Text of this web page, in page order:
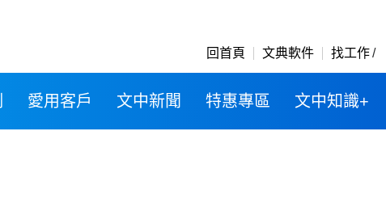
回首頁 文典軟件 找工作
愛用客戶 文中新聞 特惠專區 文中知識+